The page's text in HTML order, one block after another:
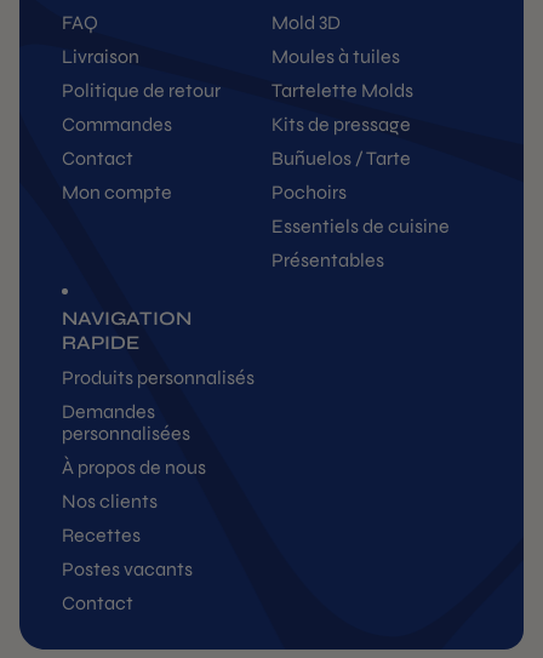
FAQ
Livraison
Politique de retour
Commandes
Contact
Mon compte
Mold 3D
Moules à tuiles
Tartelette Molds
Kits de pressage
Buñuelos / Tarte
Pochoirs
Essentiels de cuisine
Présentables
NAVIGATION
RAPIDE
Produits personnalisés
Demandes
personnalisées
À propos de nous
Nos clients
Recettes
Postes vacants
Contact